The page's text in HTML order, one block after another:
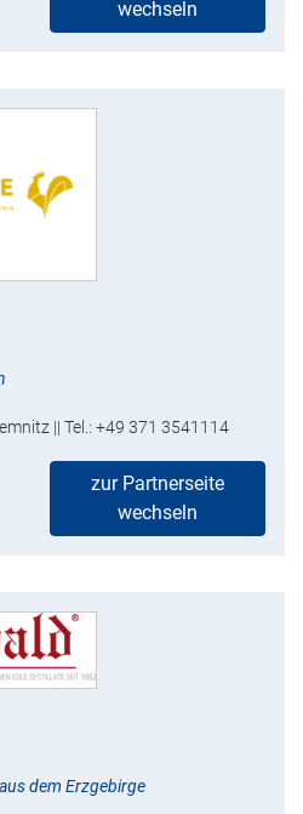
wechseln
|| Tel.: +49 371 3541114
zur Partnerseite
wechseln
dem Erzgebirge